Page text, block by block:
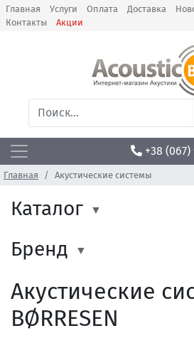
Главная Услуги Оплата Доставка
Контакты
Акции
+38
Главная Акустические системы
Каталог
Бренд
Акустические
BØRRESEN